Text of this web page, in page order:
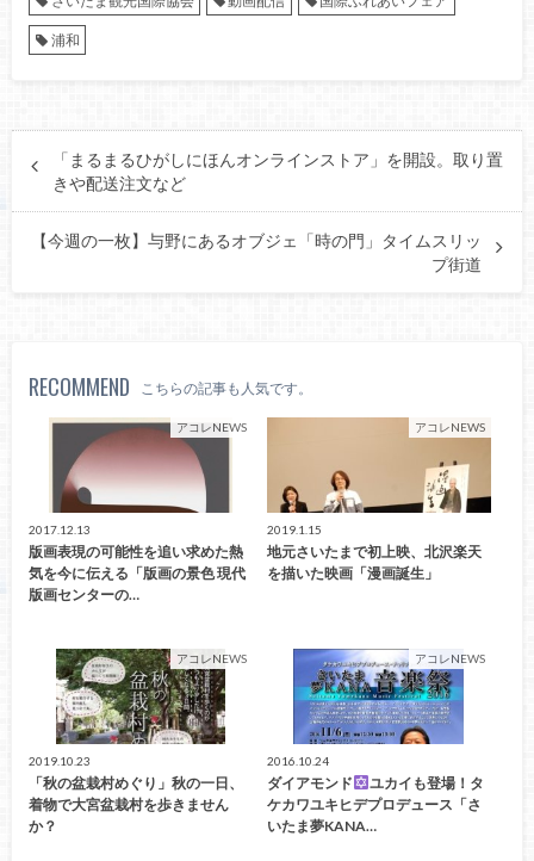
浦和
「まるまるひがしにほんオンラインストア」を開設。取り置
きや配送注文など
【今週の一枚】与野にあるオブジェ「時の門」タイムスリッ
プ街道
RECOMMEND こちらの記事も人気です。
アコレNEWS
2017.12.13
版画表現の可能性を追い求めた熱
気を今に伝える「版画の景色 現代
版画センターの…
アコレNEWS
2019.1.15
地元さいたまで初上映、北沢楽天
を描いた映画「漫画誕生」
アコレNEWS
2019.10.23
「秋の盆栽村めぐり」秋の一日、
着物で大宮盆栽村を歩きません
か？
アコレNEWS
2016.10.24
ダイアモンド
ユカイも登場！タ
ケカワユキヒデプロデュース「さ
いたま夢KANA…